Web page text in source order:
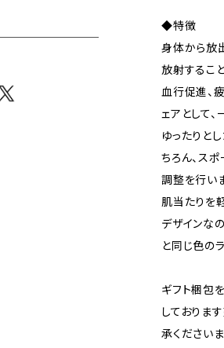
◆特徴
身体から放
放射するこ
血行促進、
ェアとして
ゆったりと
ちろん、ス
調整を行い
肌当たりを
デザインな
と同じ色の
ギフト梱包
しておりま
承ください